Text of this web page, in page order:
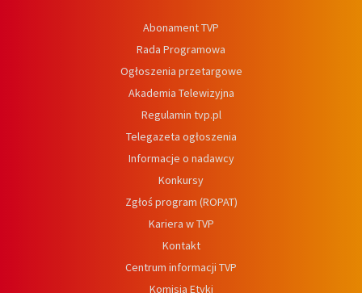
Abonament TVP
Rada Programowa
Ogłoszenia przetargowe
Akademia Telewizyjna
Regulamin tvp.pl
Telegazeta ogłoszenia
Informacje o nadawcy
Konkursy
Zgłoś program (ROPAT)
Kariera w TVP
Kontakt
Centrum informacji TVP
Komisja Etyki